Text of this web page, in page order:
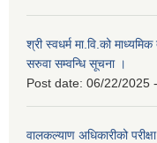
श्री स्वधर्म मा.वि.को
सरुवा सम्वन्धि सूचना ।
Post date: 06/22/2025
वालकल्याण अधिकारीको